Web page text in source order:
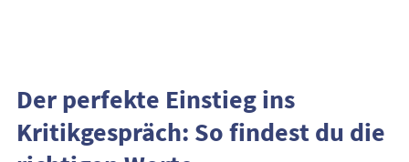
Der perfekte Einstieg ins
Kritikgespräch: So findest du die